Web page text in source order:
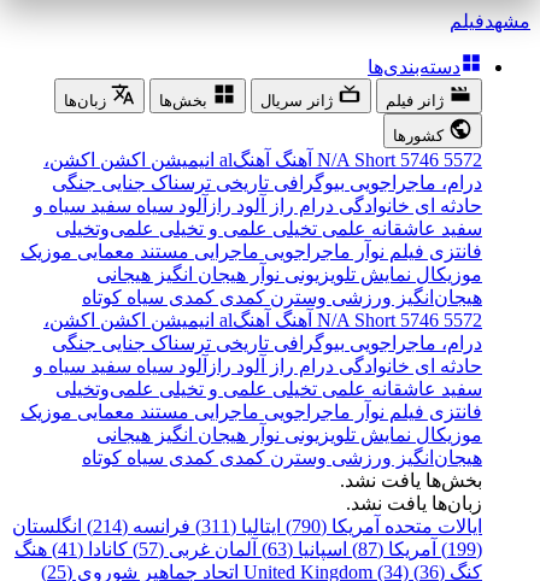
مشهدفیلم
دسته‌بندی‌ها
ژانر فیلم ژانر سریال بخش‌ها
زبان‌ها
کشورها
5572
5746
N/A Short آهنگ آهنگal انیمیشن اکشن اکشن،
درام، ماجراجویی بیوگرافی تاریخی ترسناک جنایی جنگی
حادثه ای خانوادگی درام راز آلود رازآلود سیاه سفید سیاه و
سفید عاشقانه علمی تخیلی علمی و تخیلی علمی‌و‌تخیلی
فانتزی فیلم نوآر ماجراجویی ماجرایی مستند معمایی موزیک
موزیکال نمایش تلویزیونی نوآر هیجان انگیز هیجانی
هیجان‌انگیز ورزشی وسترن کمدی کمدی سیاه کوتاه
5572
5746
N/A Short آهنگ آهنگal انیمیشن اکشن اکشن،
درام، ماجراجویی بیوگرافی تاریخی ترسناک جنایی جنگی
حادثه ای خانوادگی درام راز آلود رازآلود سیاه سفید سیاه و
سفید عاشقانه علمی تخیلی علمی و تخیلی علمی‌و‌تخیلی
فانتزی فیلم نوآر ماجراجویی ماجرایی مستند معمایی موزیک
موزیکال نمایش تلویزیونی نوآر هیجان انگیز هیجانی
هیجان‌انگیز ورزشی وسترن کمدی کمدی سیاه کوتاه
بخش‌ها یافت نشد.
زبان‌ها یافت نشد.
ایالات متحده آمریکا (790)
ایتالیا (311) فرانسه (214)
انگلستان
(199)
آمریکا (87) اسپانیا (63) آلمان غربی (57) کانادا (41)
هنگ
کنگ (36)
United Kingdom (34) اتحاد جماهیر شوروی (25)